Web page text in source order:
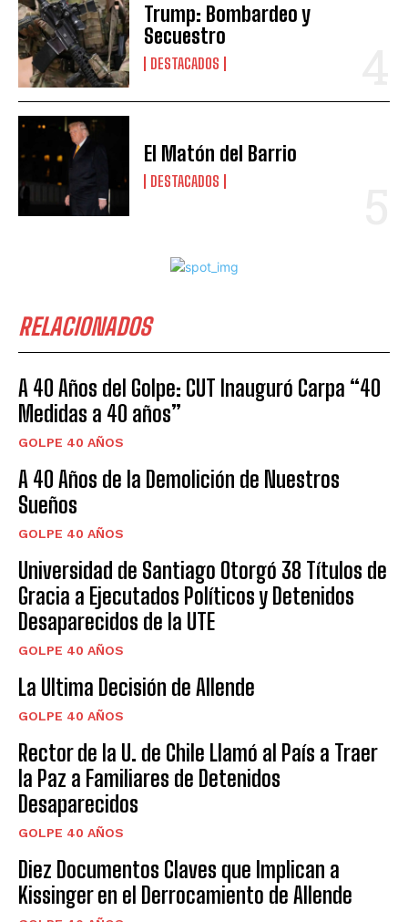
Trump: Bombardeo y
Secuestro
DESTACADOS
El Matón del Barrio
DESTACADOS
RELACIONADOS
A 40 Años del Golpe: CUT Inauguró Carpa “40
Medidas a 40 años”
GOLPE 40 AÑOS
A 40 Años de la Demolición de Nuestros
Sueños
GOLPE 40 AÑOS
Universidad de Santiago Otorgó 38 Títulos de
Gracia a Ejecutados Políticos y Detenidos
Desaparecidos de la UTE
GOLPE 40 AÑOS
La Ultima Decisión de Allende
GOLPE 40 AÑOS
Rector de la U. de Chile Llamó al País a Traer
la Paz a Familiares de Detenidos
Desaparecidos
GOLPE 40 AÑOS
Diez Documentos Claves que Implican a
Kissinger en el Derrocamiento de Allende